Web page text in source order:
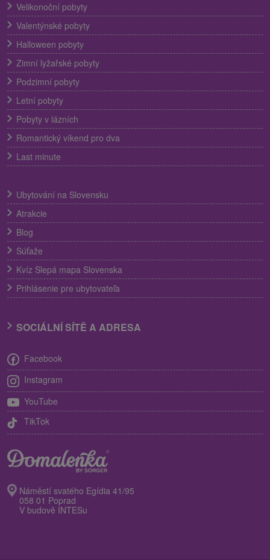
Velikonoční pobyty
Valentýnské pobyty
Halloween pobyty
Zimní lyžařské pobyty
Podzimní pobyty
Letní pobyty
Pobyty v lázních
Romantický víkend pro dva
Last minute
Ubytování na Slovensku
Atrakcie
Blog
Súťaže
Kvíz Slepá mapa Slovenska
Prihlásenie pre ubytovateľa
SOCIÁLNÍ SÍTĚ A ADRESA
Facebook
Instagram
YouTube
TikTok
Náměstí svatého Egídia 41/95
058 01 Poprad
V budově INTESu